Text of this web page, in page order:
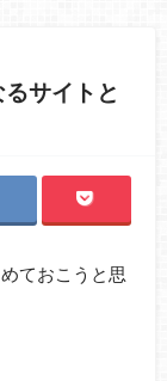
るサイトと
ておこうと思